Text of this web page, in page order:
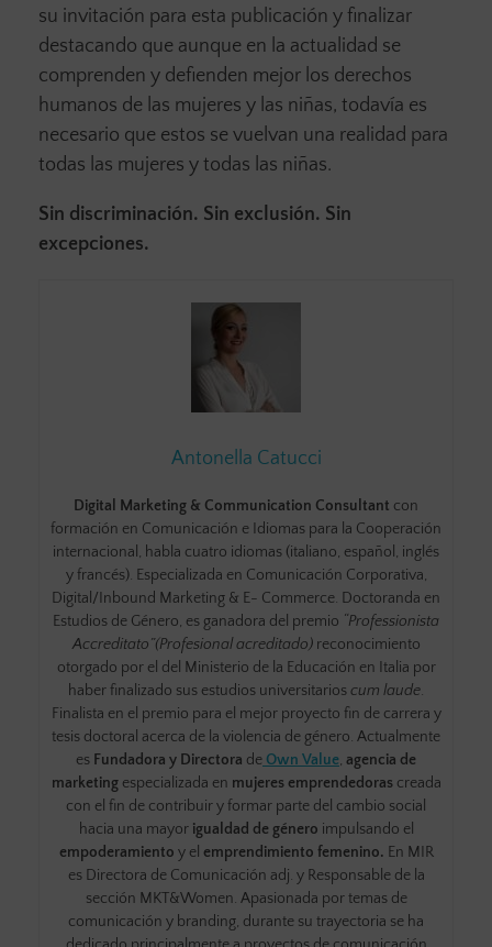
su invitación para esta publicación y finalizar
destacando que aunque en la actualidad se
comprenden y defienden mejor los derechos
humanos de las mujeres y las niñas, todavía es
necesario que estos se vuelvan una realidad para
todas las mujeres y todas las niñas.
Sin discriminación. Sin exclusión. Sin
excepciones.
Antonella Catucci
Digital Marketing & Communication Consultant con
formación en Comunicación e Idiomas para la Cooperación
internacional, habla cuatro idiomas (italiano, español, inglés
y francés). Especializada en Comunicación Corporativa,
Digital/Inbound Marketing & E- Commerce. Doctoranda en
Estudios de Género, es ganadora del premio “Professionista
Accreditato”(Profesional acreditado)reconocimiento
otorgado por el del Ministerio de la Educación en Italia por
haber finalizado sus estudios universitarioscum laude.
Finalista en el premio para el mejor proyecto fin de carrera y
tesis doctoral acerca de la violencia de género. Actualmente
es Fundadora y Directora de Own Value, agencia de
marketingespecializada en mujeres emprendedoras creada
con el fin de contribuir y formar parte del cambio social
hacia una mayorigualdad de género impulsando el
empoderamiento y el emprendimiento femenino. En MIR
es Directora de Comunicación adj. y Responsable de la
sección MKT&Women. Apasionada por temas de
comunicación y branding, durante su trayectoria se ha